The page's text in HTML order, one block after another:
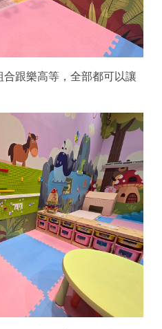
跟樂高等，全部都可以讓